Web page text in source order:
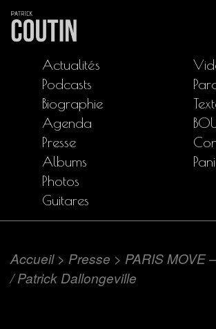
Actualités
Podcasts
Biographie
Agenda
Presse
Albums
Photos
Guitares
Accueil> Presse > PARIS MOVE
/ Patrick Dallongeville